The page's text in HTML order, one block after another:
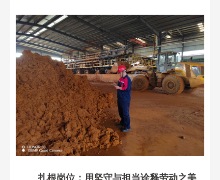
扎根岗位： 用坚守与担当诠释劳动之美